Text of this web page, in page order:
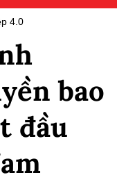
4.0
bao
đầu